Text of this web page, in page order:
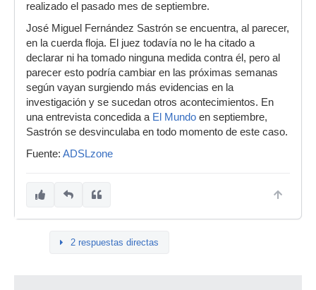
realizado el pasado mes de septiembre.
José Miguel Fernández Sastrón se encuentra, al parecer,
en la cuerda floja. El juez todavía no le ha citado a
declarar ni ha tomado ninguna medida contra él, pero al
parecer esto podría cambiar en las próximas semanas
según vayan surgiendo más evidencias en la
investigación y se sucedan otros acontecimientos. En
una entrevista concedida a El Mundo en septiembre,
Sastrón se desvinculaba en todo momento de este caso.
Fuente: ADSLzone
2 respuestas directas